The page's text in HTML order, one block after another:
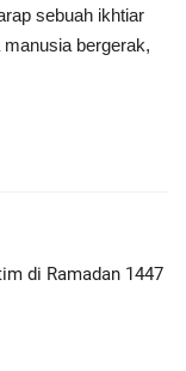
sebuah ikhtiar
bergerak,
di Ramadan 1447